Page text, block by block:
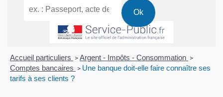
Accueil particuliers > Argent - Impôts - Consommation >
Comptes bancaires > Une banque doit-elle faire connaître ses
tarifs à ses clients ?